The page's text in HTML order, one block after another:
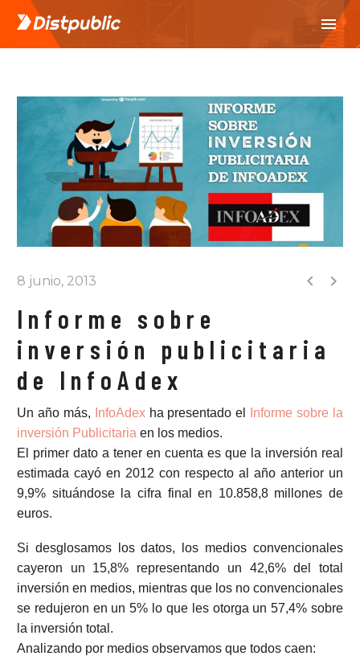
 
8 junio, 2013
Informe sobre
inversión publicitaria
de InfoAdex
Un año más, InfoAdexha presentado el
Informe sobre la
inversión Publicitaria en los medios.
El primer dato a tener en cuenta es que la inversión real
estimada cayó en 2012 con respecto al año anterior un
9,9% situándose la cifra final en 10.858,8 millones de
euros.
Si desglosamos los datos, los medios convencionales
cayeron un 15,8% representando un 42,6% del total
inversión en medios, mientras que los no convencionales
se redujeron en un 5% lo que les otorga un 57,4% sobre
la inversión total.
Analizando por medios observamos que todos caen: